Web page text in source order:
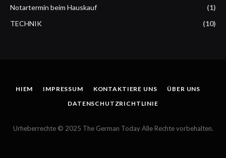
Notartermin beim Hauskauf
(1)
TECHNIK
(10)
HIEM IMPRESSUM KONTAKTIERE UNS
ÜBER UNS
DATENSCHUTZRICHTLINIE
Urheberrechte © 2025 The German Today Alle Rechte vorbehalten.